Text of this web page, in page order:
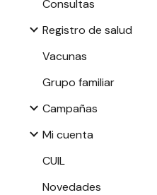
Consultas
Registro de salud
Vacunas
Grupo familiar
Campañas
Mi cuenta
CUIL
Novedades